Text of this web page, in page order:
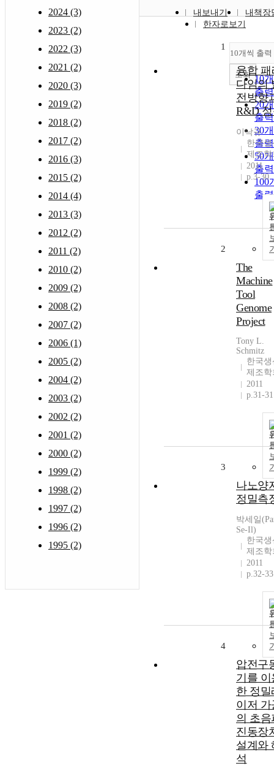
2024 (3)
2023 (2)
2022 (3)
2021 (2)
2020 (3)
2019 (2)
2018 (2)
2017 (2)
2016 (3)
2015 (2)
2014 (4)
2013 (3)
2012 (2)
2011 (2)
2010 (2)
2009 (2)
2008 (2)
2007 (2)
2006 (1)
2005 (2)
2004 (2)
2003 (2)
2002 (2)
2001 (2)
2000 (2)
1999 (2)
1998 (2)
1997 (2)
1996 (2)
1995 (2)
내보내기
내책장
한자로보기
10개씩 출력
10
출력
20
출력
30
출력
50
출력
100
출력
조회
1
융합 패
다임의
전방향
R&D
이낙규
한국생
제조학
2011
p.3-30
2
The
Machine
Tool
Genome
Project
Tony L.
Schmitz
한국생
제조학
2011
p.31-31
3
나노양
정밀측
박세일
Se-Il)
한국생
제조학
2011
p.32-33
4
압전구
기를 이
한 정밀
이저 가
의 초음
진동장
설계와
석